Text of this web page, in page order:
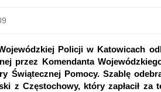
Policji w Katowicach
przez Komendanta
Świątecznej Pomocy. Szablę
z Częstochowy, który zapłacił za